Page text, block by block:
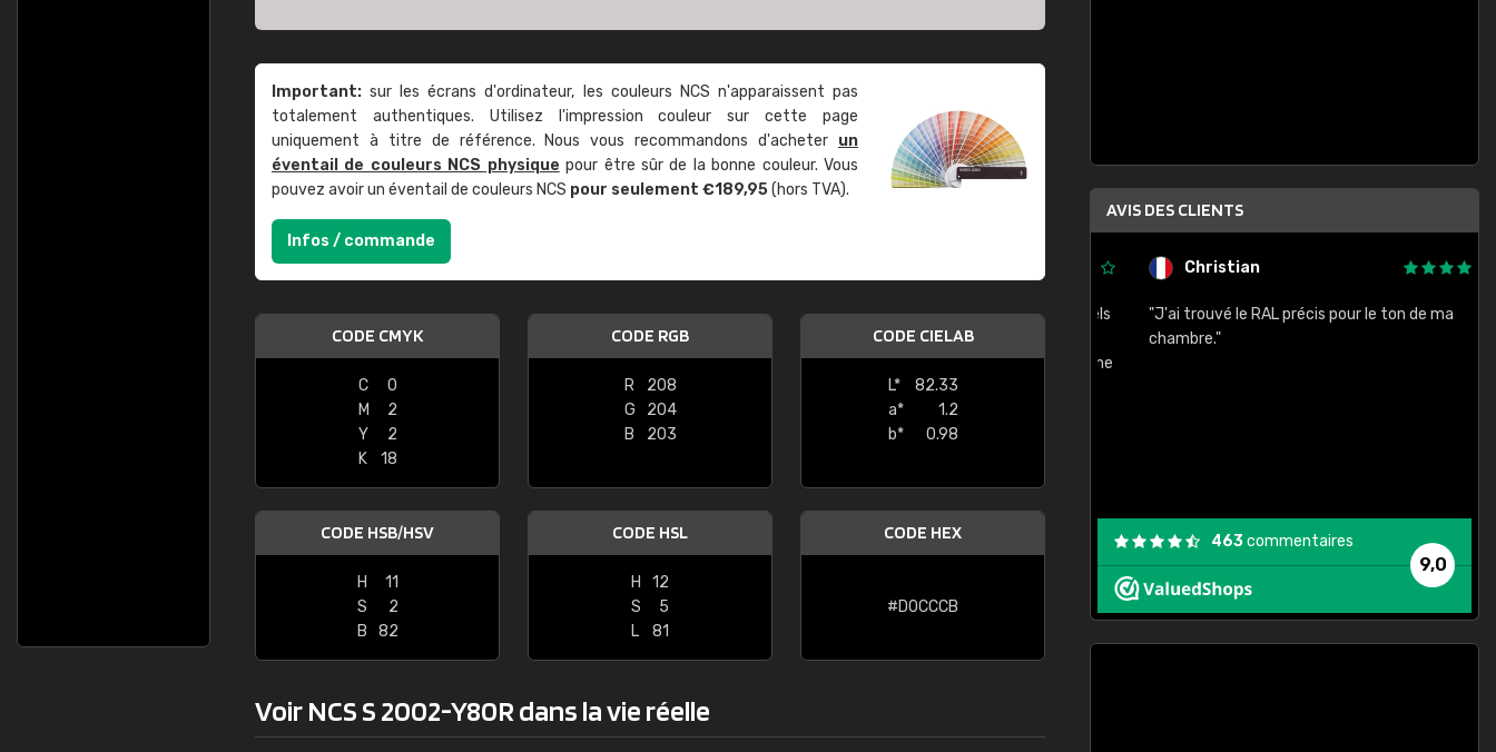
Important: sur les écrans d'ordinateur, les couleurs NCS n'apparaissent pas
totalement authentiques. Utilisez l'impression couleur sur cette page
uniquement à titre de référence. Nous vous recommandons d'acheter un
éventail de couleurs NCS physique pour être sûr de la bonne couleur. Vous
pouvez avoir un éventail de couleurs NCS pour seulement €189,95(hors TVA).
Infos / commande
CODE CMYK
C
0
M
2
Y
2
K
18
CODE RGB
R
208
G
204
B
203
CODE CIELAB
L*
82.33
a*
1.2
b*
0.98
CODE HSB/HSV
H
11
S
2
B
82
CODE HSL
H
12
S
5
L
81
CODE HEX
#D0CCCB
Voir NCS S 2002-Y80R dans la vie réelle
AVIS DES CLIENTS
"Le site ne permet pas de voir clairement quels
sont les produits disponibles. Il y a plusieurs
palettes de couleurs: Classic, Design, etc. On ne
comprend pas qui est quoi. La livraison s'est
bien passé et le produit reçu me convient."
Christian
"J'ai trouvé le RAL précis pour le ton de ma
chambre."
9,0
463commentaires